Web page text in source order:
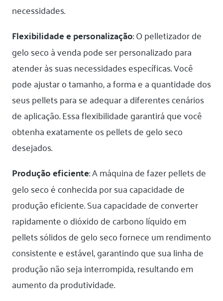
necessidades.
Flexibilidade e personalização: O pelletizador de
gelo seco à venda pode ser personalizado para
atender às suas necessidades específicas. Você
pode ajustar o tamanho, a forma e a quantidade dos
seus pellets para se adequar a diferentes cenários
de aplicação. Essa flexibilidade garantirá que você
obtenha exatamente os pellets de gelo seco
desejados.
Produção eficiente: A máquina de fazer pellets de
gelo seco é conhecida por sua capacidade de
produção eficiente. Sua capacidade de converter
rapidamente o dióxido de carbono líquido em
pellets sólidos de gelo seco fornece um rendimento
consistente e estável, garantindo que sua linha de
produção não seja interrompida, resultando em
aumento da produtividade.